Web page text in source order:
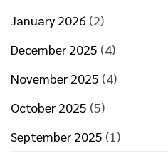
January 2026 (2)
December 2025 (4)
November 2025 (4)
October 2025 (5)
September 2025 (1)